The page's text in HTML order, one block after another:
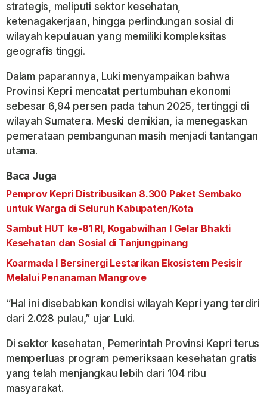
strategis, meliputi sektor kesehatan,
ketenagakerjaan, hingga perlindungan sosial di
wilayah kepulauan yang memiliki kompleksitas
geografis tinggi.
Dalam paparannya, Luki menyampaikan bahwa
Provinsi Kepri mencatat pertumbuhan ekonomi
sebesar 6,94 persen pada tahun 2025, tertinggi di
wilayah Sumatera. Meski demikian, ia menegaskan
pemerataan pembangunan masih menjadi tantangan
utama.
Baca Juga
Pemprov Kepri Distribusikan 8.300 Paket Sembako
untuk Warga di Seluruh Kabupaten/Kota
Sambut HUT ke-81 RI, Kogabwilhan I Gelar Bhakti
Kesehatan dan Sosial di Tanjungpinang
Koarmada I Bersinergi Lestarikan Ekosistem Pesisir
Melalui Penanaman Mangrove
“Hal ini disebabkan kondisi wilayah Kepri yang terdiri
dari 2.028 pulau,” ujar Luki.
Di sektor kesehatan, Pemerintah Provinsi Kepri terus
memperluas program pemeriksaan kesehatan gratis
yang telah menjangkau lebih dari 104 ribu
masyarakat.